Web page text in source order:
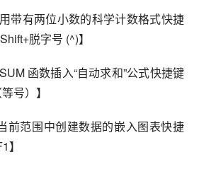
脱字号 (^)】
函数插入“自动求和”公式快捷键
号）】
前范围中创建数据的嵌入图表快捷